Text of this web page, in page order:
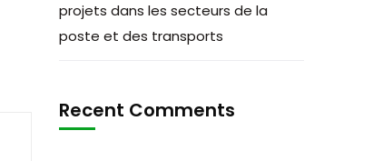
projets dans les secteurs de la
poste et des transports
Recent Comments